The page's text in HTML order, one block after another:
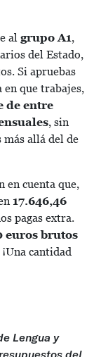
al grupo A1,
del Estado,
Si apruebas
en que trabajes,
de entre
, sin
allá del de
en cuenta que,
17.646,46
pagas extra.
euros brutos
cantidad
Lengua y
del